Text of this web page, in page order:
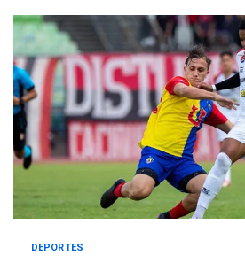
DEPORTES